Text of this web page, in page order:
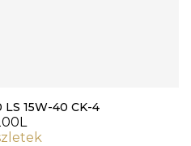
15W-40 CK-4